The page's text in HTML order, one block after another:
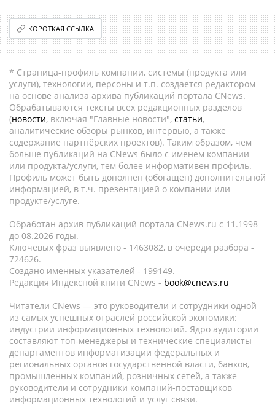
КОРОТКАЯ ССЫЛКА
* Страница-профиль компании, системы (продукта или
услуги), технологии, персоны и т.п. создается редактором
на основе анализа архива публикаций портала CNews.
Обрабатываются тексты всех редакционных разделов
(новости, включая "Главные новости", статьи,
аналитические обзоры рынков, интервью, а также
содержание партнёрских проектов). Таким образом, чем
больше публикаций на CNews было с именем компании
или продукта/услуги, тем более информативен профиль.
Профиль может быть дополнен (обогащен) дополнительной
информацией, в т.ч. презентацией о компании или
продукте/услуге.
Обработан архив публикаций портала CNews.ru c 11.1998
до 08.2026 годы.
Ключевых фраз выявлено - 1463082, в очереди разбора -
724626.
Создано именных указателей - 199149.
Редакция Индексной книги CNews - book@cnews.ru
Читатели CNews — это руководители и сотрудники одной
из самых успешных отраслей российской экономики:
индустрии информационных технологий. Ядро аудитории
составляют топ-менеджеры и технические специалисты
департаментов информатизации федеральных и
региональных органов государственной власти, банков,
промышленных компаний, розничных сетей, а также
руководители и сотрудники компаний-поставщиков
информационных технологий и услуг связи.